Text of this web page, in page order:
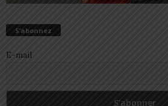
S’abonnez
E-mail